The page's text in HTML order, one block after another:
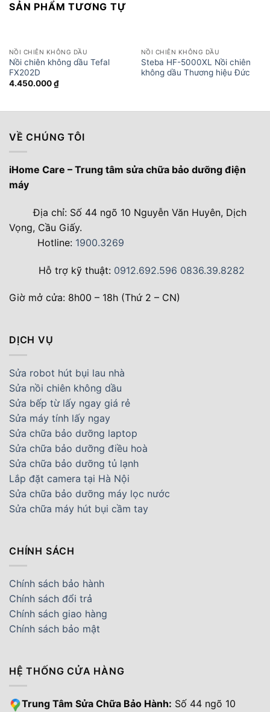
SẢN PHẨM TƯƠNG TỰ
NỒI CHIÊN KHÔNG DẦU
Nồi chiên không dầu Tefal
FX202D
4.450.000₫
NỒI CHIÊN KHÔNG DẦU
Steba HF-5000XL Nồi chiên
không dầu Thương hiệu Đức
VỀ CHÚNG TÔI
iHome Care – Trung tâm sửa chữa bảo dưỡng điện
máy
Địa chỉ: Số 44 ngõ 10 Nguyễn Văn Huyên, Dịch
Vọng, Cầu Giấy.
Hotline: 1900.3269
Hỗ trợ kỹ thuật: 0912.692.596 0836.39.8282
Giờ mở cửa: 8h00 – 18h (Thứ 2 – CN)
DỊCH VỤ
Sửa robot hút bụi lau nhà
Sửa nồi chiên không dầu
Sửa bếp từ lấy ngay giá rẻ
Sửa máy tính lấy ngay
Sửa chữa bảo dưỡng laptop
Sửa chữa bảo dưỡng điều hoà
Sửa chữa bảo dưỡng tủ lạnh
Lắp đặt camera tại Hà Nội
Sửa chữa bảo dưỡng máy lọc nước
Sửa chữa máy hút bụi cầm tay
CHÍNH SÁCH
Chính sách bảo hành
Chính sách đổi trả
Chính sách giao hàng
Chính sách bảo mật
HỆ THỐNG CỬA HÀNG
Trung Tâm Sửa Chữa Bảo Hành: Số 44 ngõ 10